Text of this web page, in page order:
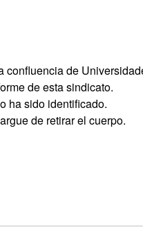
confluencia de
de esta sindicato.
ha sido identificado.
de retirar el cuerpo.